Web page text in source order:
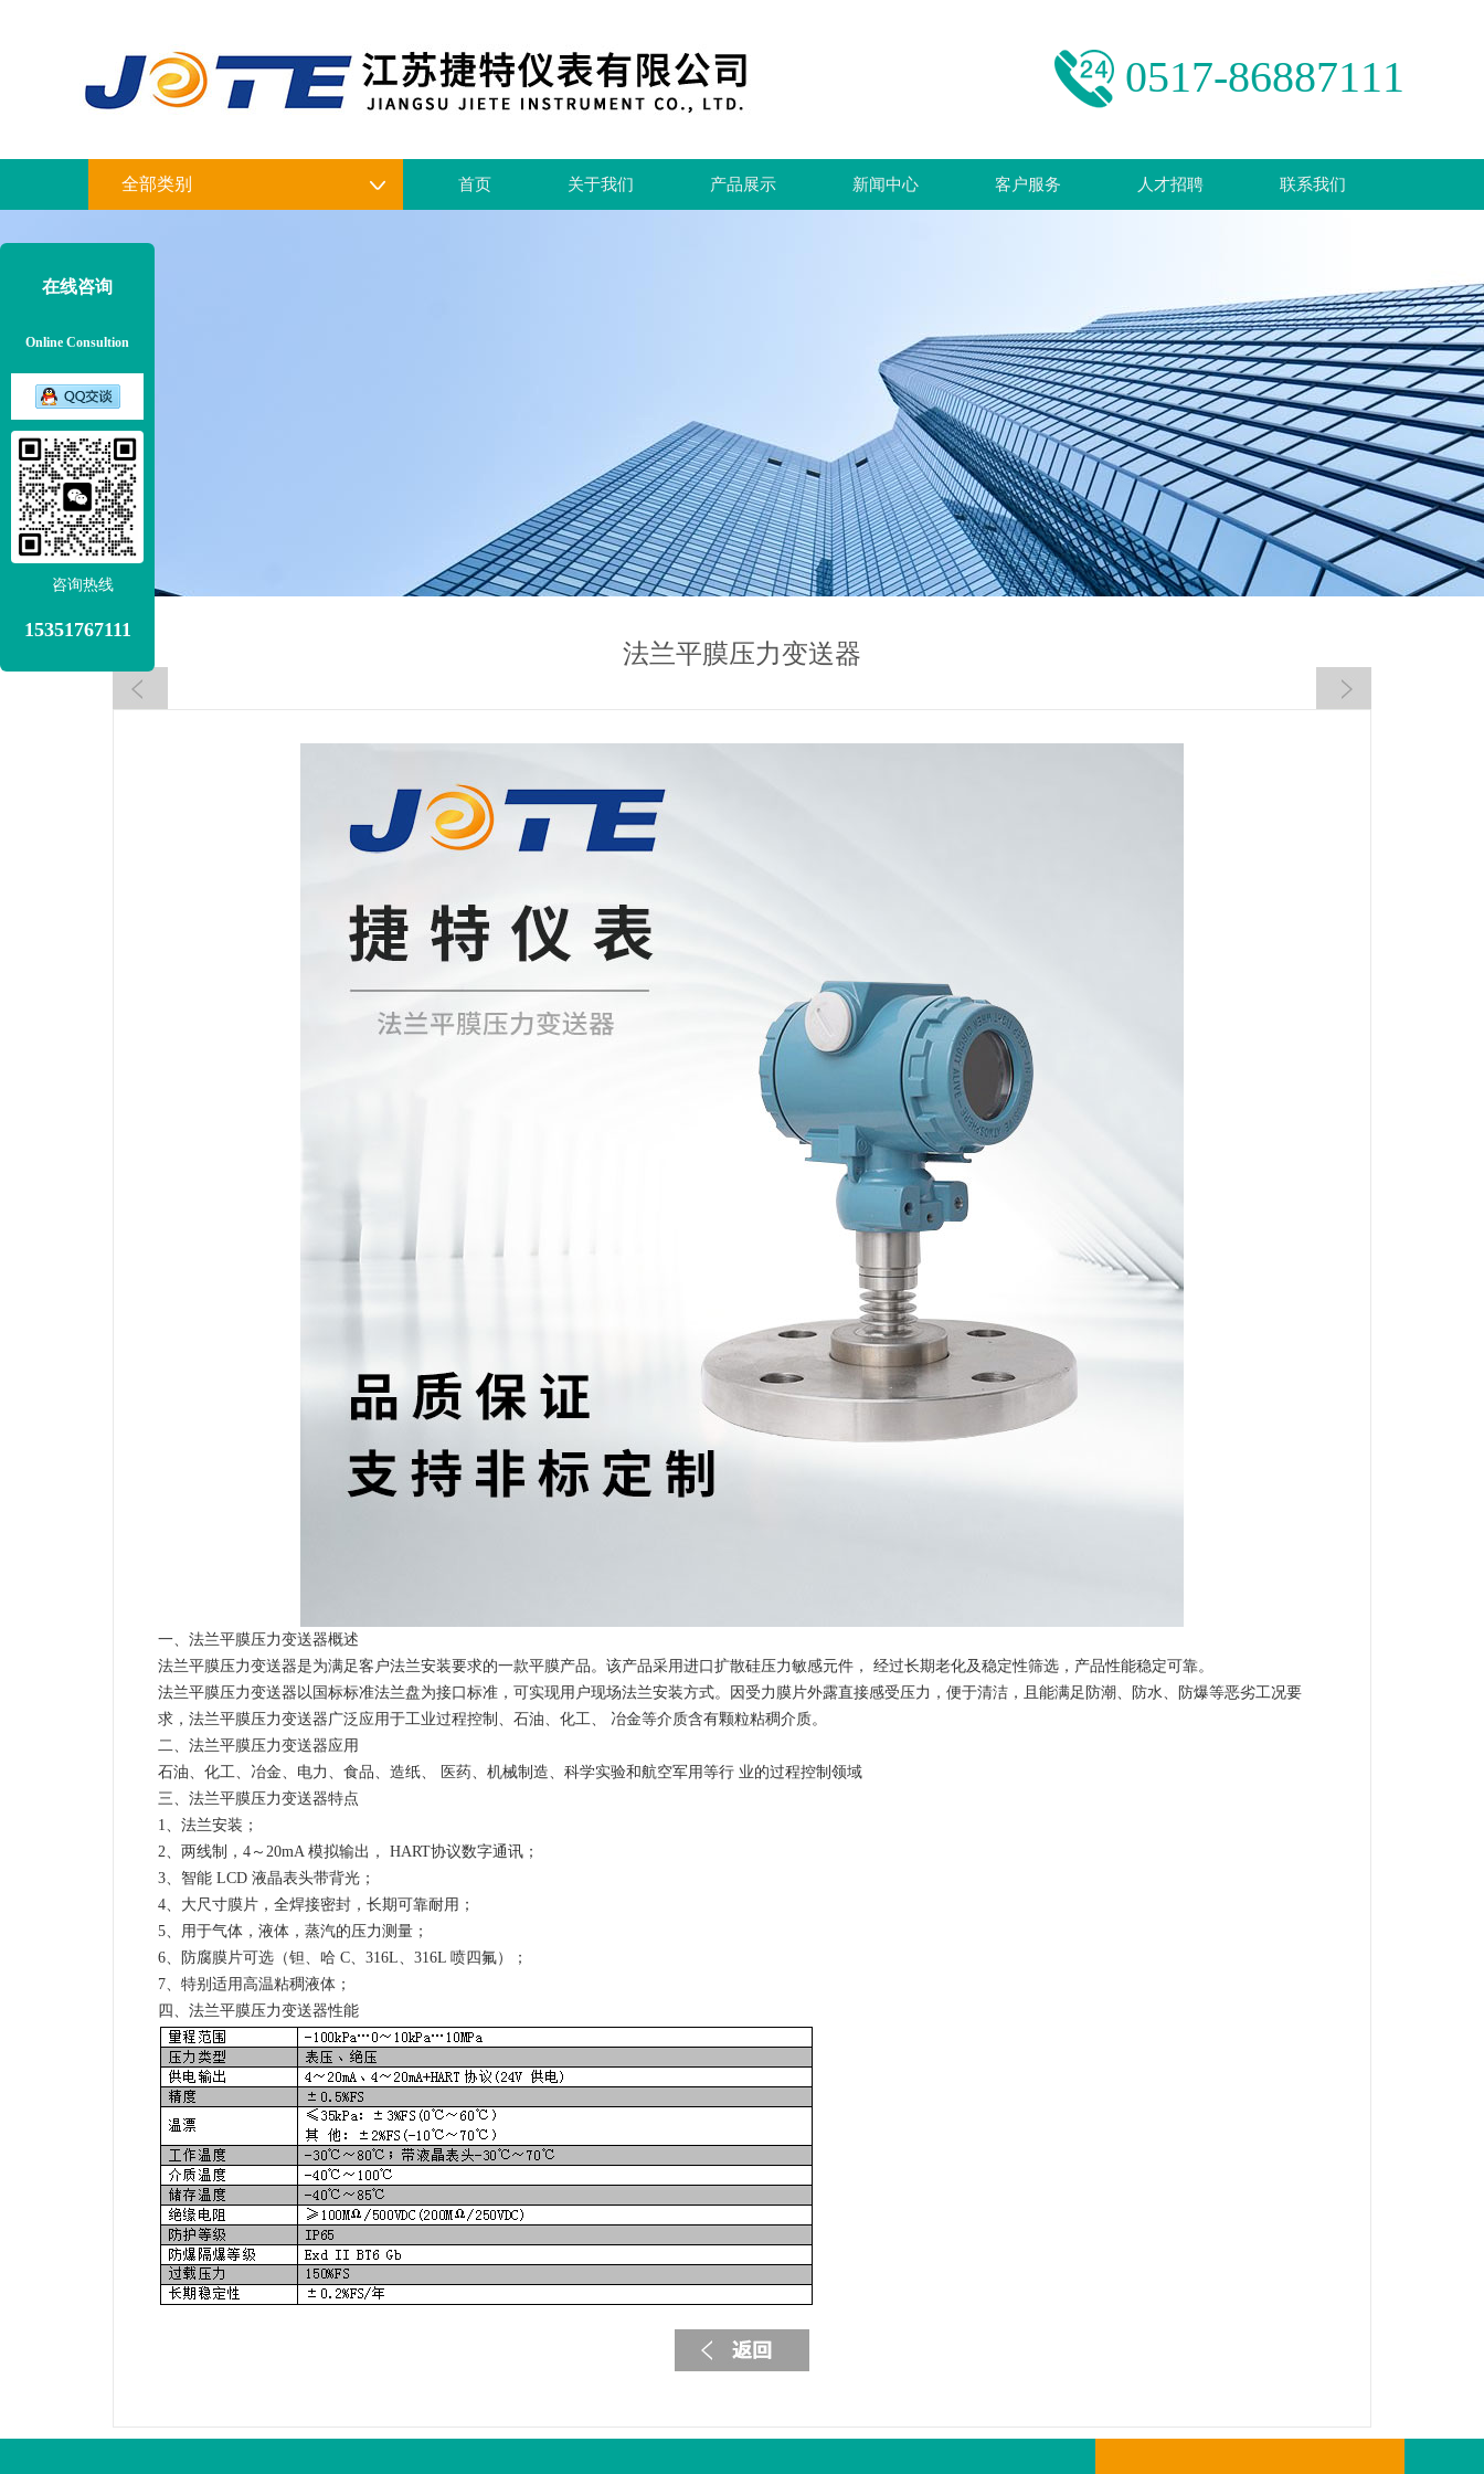
0517-86887111
全部类别 首页 关于我们 产品展示 新闻中心 客户服务 人才招聘 联系我们
法兰平膜压力变送器
一、法兰平膜压力变送器概述
法兰平膜压力变送器是为满足客户法兰安装要求的一款平膜产品。该产品采用进口扩散硅压力敏感元件， 经过长期老化及稳定性筛选，产品性能稳定可靠。
法兰平膜压力变送器以国标标准法兰盘为接口标准，可实现用户现场法兰安装方式。因受力膜片外露直接感受压力，便于清洁，且能满足防潮、防水、防爆等恶劣工况要
求，法兰平膜压力变送器广泛应用于工业过程控制、石油、化工、 冶金等介质含有颗粒粘稠介质。
二、法兰平膜压力变送器应用
石油、化工、冶金、电力、食品、造纸、 医药、机械制造、科学实验和航空军用等行 业的过程控制领域
三、法兰平膜压力变送器特点
1、法兰安装；
2、两线制，4～20mA 模拟输出， HART协议数字通讯；
3、智能 LCD 液晶表头带背光；
4、大尺寸膜片，全焊接密封，长期可靠耐用；
5、用于气体，液体，蒸汽的压力测量；
6、防腐膜片可选（钽、哈 C、316L、316L 喷四氟）；
7、特别适用高温粘稠液体；
四、法兰平膜压力变送器性能
在线咨询
Online Consultion
咨询热线
15351767111